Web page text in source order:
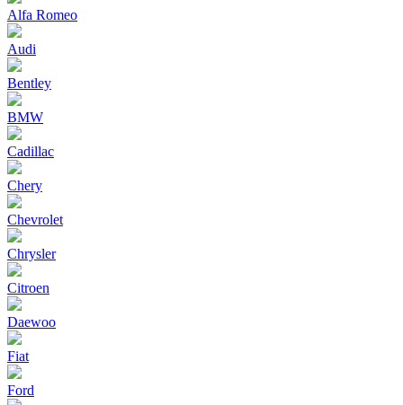
Alfa Romeo
Audi
Bentley
BMW
Cadillac
Chery
Chevrolet
Chrysler
Citroen
Daewoo
Fiat
Ford